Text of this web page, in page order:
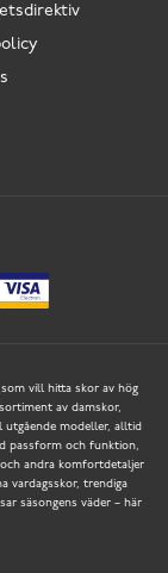
vill hitta skor av hög
av damskor,
modeller, alltid
passform och funktion,
andra komfortdetaljer
vardagsskor, trendiga
säsongens väder – här